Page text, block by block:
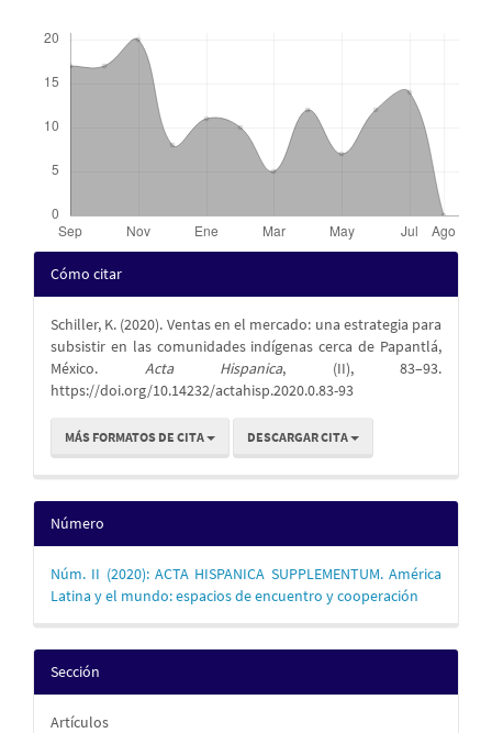
Detalles
del
artículo
Cómo citar
Schiller, K. (2020). Ventas en el mercado: una estrategia para
subsistir en las comunidades indígenas cerca de Papantlá,
México. Acta Hispanica, (II), 83–93.
https://doi.org/10.14232/actahisp.2020.0.83-93
MÁS FORMATOS DE CITA DESCARGAR CITA
Número
Núm. II (2020): ACTA HISPANICA SUPPLEMENTUM. América
Latina y el mundo: espacios de encuentro y cooperación
Sección
Artículos